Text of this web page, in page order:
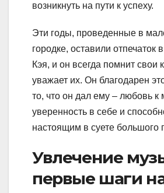
возникнуть на пути к успеху.
Эти годы, проведенные в
городке, оставили отпечаток
Кэя, и он всегда помнит свои
уважает их. Он благодарен
то, что он дал ему – любовь к
уверенность в себе и
настоящим в суете большого
Увлечение
первые шаги